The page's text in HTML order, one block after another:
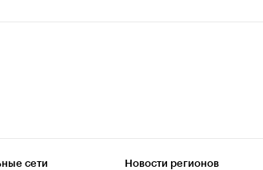
сети Новости регионов